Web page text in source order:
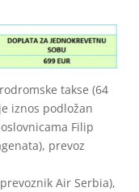
takse (64
iznos podložan
Filip
prevoz
Air Serbia),